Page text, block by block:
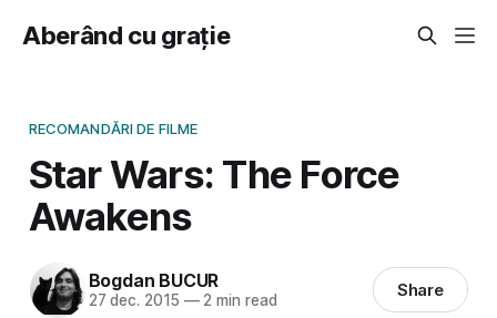
Aberând cu grație
RECOMANDĂRI DE FILME
Star Wars: The Force
Awakens
Bogdan BUCUR
27 dec. 2015 —2 min read Share